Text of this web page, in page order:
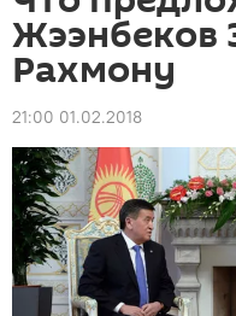
Жээнбеков
Рахмону
21:00 01.02.2018